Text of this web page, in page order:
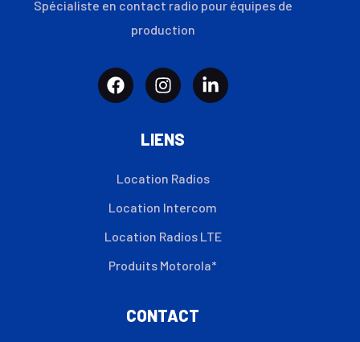
Spécialiste en contact radio pour équipes de
production
LIENS
Location Radios
Location Intercom
Location Radios LTE
Produits Motorola*
CONTACT